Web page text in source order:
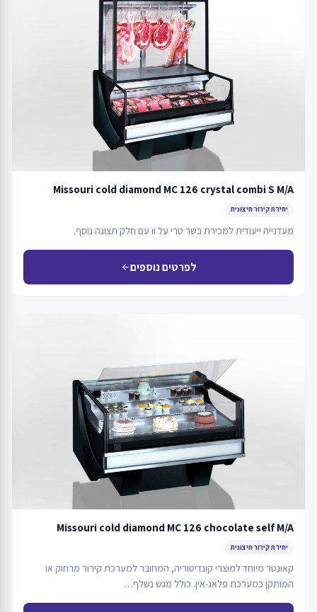
Missouri cold diamond MC 126 crystal combi S M/A
יחידת קירור חיצונית
מעדנייה ייעודית למכירת בשר טרי על וו עם חלק תצוגה נוסף.
לפרטים נוספיםarrow_back
Missouri cold diamond MC 126 chocolate self M/A
יחידת קירור חיצונית
קאוּנְטר מיוחד למוצרי קונדיטוריה, המחובר למערכת קירור מרחוק או
המותקן כמערכת פלאג-אין. כולל מגש נשלף…